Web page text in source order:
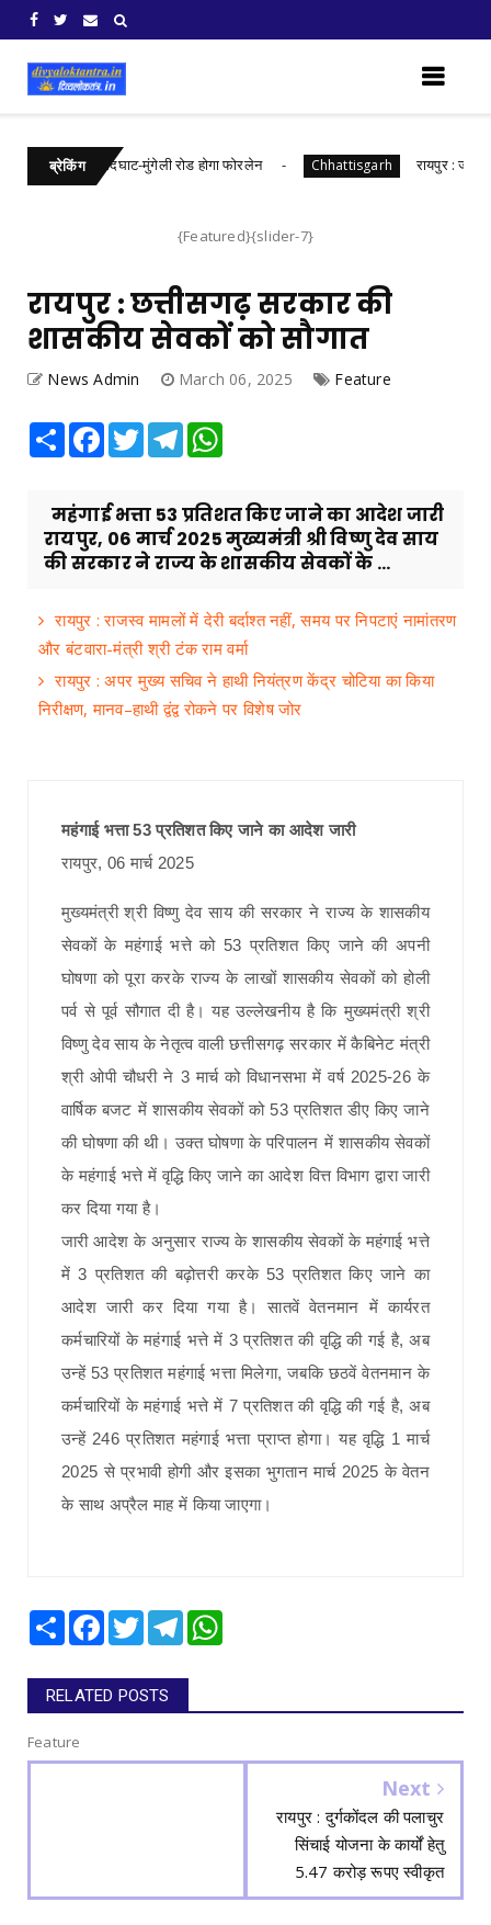
ब्रेकिंग
की लागत से नांदघाट-मुंगेली रोड होगा फोरलेन Chhattisgarh रायपुर : जल
{Featured}{slider-7}
रायपुर : छत्तीसगढ़ सरकार की
शासकीय सेवकों को सौगात
News Admin March 06, 2025 Feature
Share Facebook
TwitterTelegram
महंगाई भत्ता 53 प्रतिशत किए जाने का आदेश जारी
रायपुर, 06 मार्च 2025 मुख्यमंत्री श्री विष्णु देव साय
की सरकार ने राज्य के शासकीय सेवकों के ...
रायपुर : राजस्व मामलों में देरी बर्दाश्त नहीं, समय पर निपटाएं नामांतरण
और बंटवारा-मंत्री श्री टंक राम वर्मा
रायपुर : अपर मुख्य सचिव ने हाथी नियंत्रण केंद्र चोटिया का किया
निरीक्षण, मानव–हाथी द्वंद्व रोकने पर विशेष जोर
महंगाई भत्ता 53 प्रतिशत किए जाने का आदेश जारी
रायपुर, 06 मार्च 2025
मुख्यमंत्री श्री विष्णु देव साय की सरकार ने राज्य के शासकीय
सेवकों के महंगाई भत्ते को 53 प्रतिशत किए जाने की अपनी
घोषणा को पूरा करके राज्य के लाखों शासकीय सेवकों को होली
पर्व से पूर्व सौगात दी है। यह उल्लेखनीय है कि मुख्यमंत्री श्री
विष्णु देव साय के नेतृत्व वाली छत्तीसगढ़ सरकार में कैबिनेट मंत्री
श्री ओपी चौधरी ने 3 मार्च को विधानसभा में वर्ष 2025-26 के
वार्षिक बजट में शासकीय सेवकों को 53 प्रतिशत डीए किए जाने
की घोषणा की थी। उक्त घोषणा के परिपालन में शासकीय सेवकों
के महंगाई भत्ते में वृद्धि किए जाने का आदेश वित्त विभाग द्वारा जारी
कर दिया गया है।
जारी आदेश के अनुसार राज्य के शासकीय सेवकों के महंगाई भत्ते
में 3 प्रतिशत की बढ़ोत्तरी करके 53 प्रतिशत किए जाने का
आदेश जारी कर दिया गया है। सातवें वेतनमान में कार्यरत
कर्मचारियों के महंगाई भत्ते में 3 प्रतिशत की वृद्धि की गई है, अब
उन्हें 53 प्रतिशत महंगाई भत्ता मिलेगा, जबकि छठवें वेतनमान के
कर्मचारियों के महंगाई भत्ते में 7 प्रतिशत की वृद्धि की गई है, अब
उन्हें 246 प्रतिशत महंगाई भत्ता प्राप्त होगा। यह वृद्धि 1 मार्च
2025 से प्रभावी होगी और इसका भुगतान मार्च 2025 के वेतन
के साथ अप्रैल माह में किया जाएगा।
Share Facebook
TwitterTelegram
RELATED POSTS
Feature
Next
रायपुर : दुर्गकोंदल की पलाचुर
सिंचाई योजना के कार्यों हेतु
5.47 करोड़ रूपए स्वीकृत